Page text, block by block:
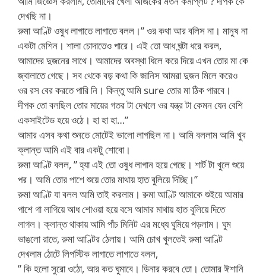
দেখছি না।
রুমা আণ্টি ওষুধ লাগাতে লাগাতে বলল।” ওর কথা আর বলিস না। মানুষ না
একটা মেশিন। শালা চোদাতেও পারে। এই তো আধ ঘন্টা ধরে করল,
আমাদের দুজনের সাথে। আমাদের অবস্থা ধিলে করে দিয়ে এখন তোর মা কে
জ্বালাতে গেছে। সব থেকে বড় কথা কি জানিস আমরা দুজন মিলে করেও
ওর রস বের করতে পারি নি। কিন্তু আমি sure তোর মা ঠিক পারবে।
দীপক তো বলছিল তোর মায়ের গতর টা দেখলে ওর যন্ত্র টা কেমন যেন বেশি
একসাইটেড হয়ে ওঠে। হা হা হা…”
আমার এসব কথা শুনতে মোটেই ভালো লাগছিল না। আমি বললাম আমি খুব
ক্লান্ত আমি এই বার একটু শোবো।
রুমা আণ্টি বলল, ” হ্যা এই তো ওষুধ লাগান হয়ে গেছে। শার্ট টা খুলে শুয়ে
পর। আমি তোর পাশে শুয়ে তোর মাথায় হাত বুলিয়ে দিচ্ছি।”
রুমা আণ্টি যা বলল আমি তাই করলাম। রুমা আণ্টি আমাকে শুইয়ে আমার
পাশে গা লাগিয়ে আধ শোওয়া হয়ে বসে আমার মাথায় হাত বুলিয়ে দিতে
লাগল। ক্লান্ত থাকায় আমি পাঁচ মিনিট এর মধ্যে ঘুমিয়ে পড়লাম। ঘুম
ভাঙলো রাতে, রুমা আণ্টির ঠেলায়। আমি চোখ খুলতেই রুমা আণ্টি
দেখলাম ঠোটে লিপস্টিক লাগাতে লাগাতে বলল,
” কি হলো সুরো ওঠো, আর কত ঘুমাবে। ডিনার করবে তো। তোমার ঈশানি